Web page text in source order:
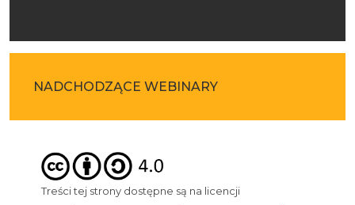
NADCHODZĄCE WEBINARY
Treści tej strony dostępne są na licencji